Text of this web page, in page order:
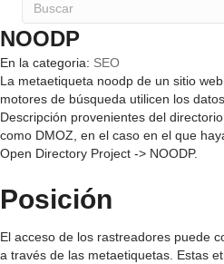
NOODP
En la categoria: SEO
La metaetiqueta noodp de un sitio
motores de búsqueda utilicen los
Descripción provenientes del
como DMOZ, en el caso en el que
Open Directory Project -> NOODP.
Posición
El acceso de los rastreadores puede
a través de las metaetiquetas. Estas